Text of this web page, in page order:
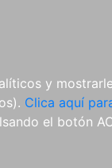
y
Clica aquí
el botón
REVISTAS